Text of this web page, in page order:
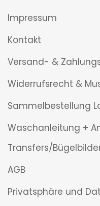
Impressum
Kontakt
Versand- &
Widerrufsrecht &
Sammelbestellung
Waschanleitung +
Transfers/
AGB
Privatsphäre und